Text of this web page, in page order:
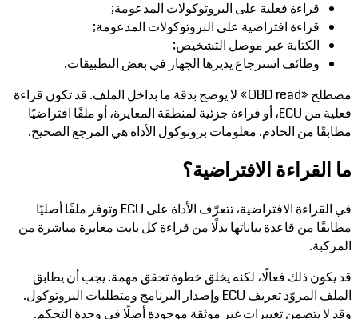
قراءة فعلية على البروتوكولات المدعومة;
قراءة افتراضية على البروتوكولات المدعومة;
الكتابة عبر موصل التشخيص;
وظائف استرجاع يديرها الجهاز في بعض التطبيقات.
مصطلح «OBD read» لا يوضح بدقة ما بداخل الملف. قد تكون قراءة
فعلية من ECU، أو قراءة جزئية لمنطقة المعايرة، أو ملفًا افتراضيًا
مطابقًا من الخادم. معلومات بروتوكول الأداة هي المرجع الصحيح.
ما القراءة الافتراضية؟
في القراءة الافتراضية، تتعرّف الأداة على ECU وتوفر ملفًا أصليًا
مطابقًا من قاعدة بياناتها بدلًا من قراءة كل بايت معايرة مباشرة من
المركبة.
قد يكون ذلك فعالًا، لكنه يخلق خطوة تحقق مهمة. يجب أن يطابق
الملف المزوّد تعريف ECU وإصدار البرنامج ومتطلبات البروتوكول.
وقد لا يتضمن تغييرات غير موثقة موجودة أصلًا في وحدة التحكم.